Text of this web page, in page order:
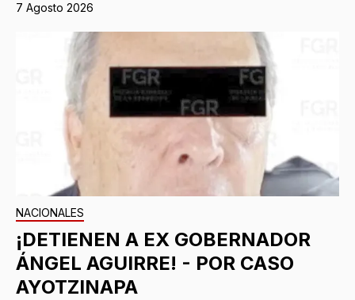
7 Agosto 2026
NACIONALES
¡DETIENEN A EX GOBERNADOR
ÁNGEL AGUIRRE! - POR CASO
AYOTZINAPA